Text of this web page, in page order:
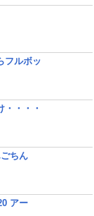
フルボッ
・・・・
ちん
アー